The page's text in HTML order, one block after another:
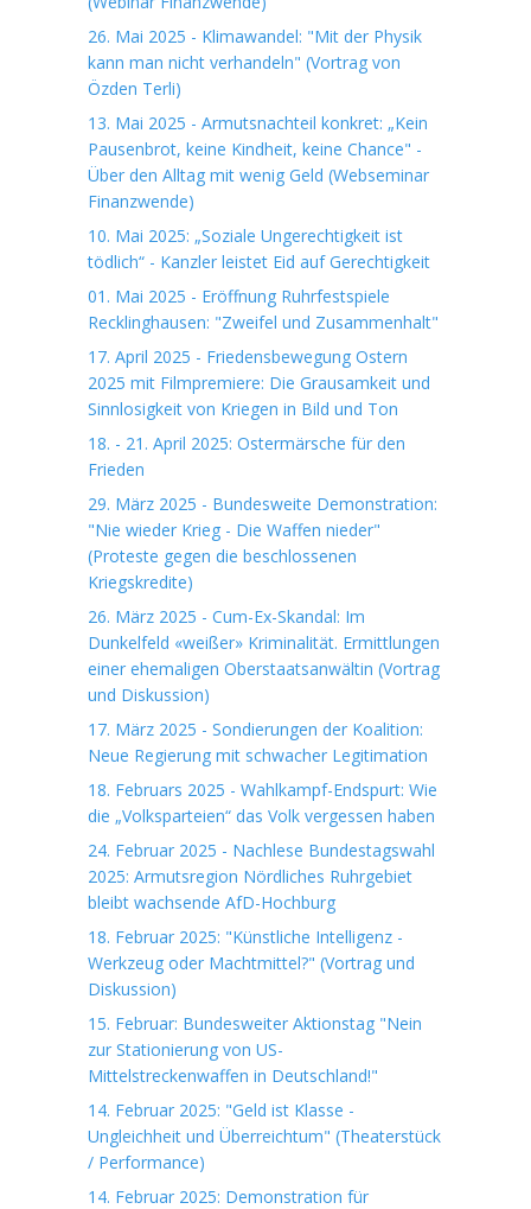
26. Mai 2025 - Klimawandel: "Mit der Physik
kann man nicht verhandeln" (Vortrag von
Özden Terli)
13. Mai 2025 - Armutsnachteil konkret: „Kein
Pausenbrot, keine Kindheit, keine Chance" -
Über den Alltag mit wenig Geld (Webseminar
Finanzwende)
10. Mai 2025: „Soziale Ungerechtigkeit ist
tödlich“ - Kanzler leistet Eid auf Gerechtigkeit
01. Mai 2025 - Eröffnung Ruhrfestspiele
Recklinghausen: "Zweifel und Zusammenhalt"
17. April 2025 - Friedensbewegung Ostern
2025 mit Filmpremiere: Die Grausamkeit und
Sinnlosigkeit von Kriegen in Bild und Ton
18. - 21. April 2025: Ostermärsche für den
Frieden
29. März 2025 - Bundesweite Demonstration:
"Nie wieder Krieg - Die Waffen nieder"
(Proteste gegen die beschlossenen
Kriegskredite)
26. März 2025 - Cum-Ex-Skandal: Im
Dunkelfeld «weißer» Kriminalität. Ermittlungen
einer ehemaligen Oberstaatsanwältin (Vortrag
und Diskussion)
17. März 2025 - Sondierungen der Koalition:
Neue Regierung mit schwacher Legitimation
18. Februars 2025 - Wahlkampf-Endspurt: Wie
die „Volksparteien“ das Volk vergessen haben
24. Februar 2025 - Nachlese Bundestagswahl
2025: Armutsregion Nördliches Ruhrgebiet
bleibt wachsende AfD-Hochburg
18. Februar 2025: "Künstliche Intelligenz -
Werkzeug oder Machtmittel?" (Vortrag und
Diskussion)
15. Februar: Bundesweiter Aktionstag "Nein
zur Stationierung von US-
Mittelstreckenwaffen in Deutschland!"
14. Februar 2025: "Geld ist Klasse -
Ungleichheit und Überreichtum" (Theaterstück
/ Performance)
14. Februar 2025: Demonstration für